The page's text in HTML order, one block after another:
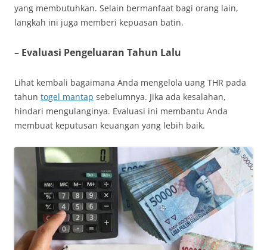
yang membutuhkan. Selain bermanfaat bagi orang lain,
langkah ini juga memberi kepuasan batin.
– Evaluasi Pengeluaran Tahun Lalu
Lihat kembali bagaimana Anda mengelola uang THR pada
tahun togel mantap sebelumnya. Jika ada kesalahan,
hindari mengulanginya. Evaluasi ini membantu Anda
membuat keputusan keuangan yang lebih baik.